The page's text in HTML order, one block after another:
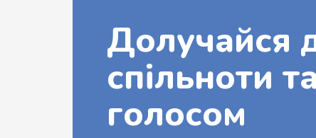
Долучайся
спільноти
голосом